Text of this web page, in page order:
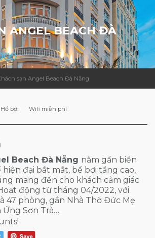
ANGEL BEACH ĐÀ
sạn Angel Beach Đà Nẵng
Hồ bơi Wifi miễn phí
Beach Đà Nẵng nằm gần biển
đại bắt mắt, bể bơi tầng cao,
mang đến cho khách cảm giác
động từ tháng 04/2022, với
47 phòng, gần Nhà Thờ Đức Mẹ
Ứng Sơn Trà…